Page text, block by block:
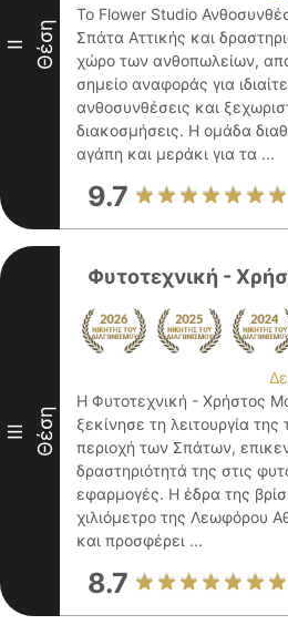
II Θέση
Το Flower Studio
Σπάτα Αττικής και
χώρο των ανθοπωλείων,
σημείο αναφοράς για
ανθοσυνθέσεις και
διακοσμήσεις. Η ομάδα
αγάπη και μεράκι για τα ...
9.7
III Θέση
Φυτοτεχνική -
Η Φυτοτεχνική - Χρήστος
ξεκίνησε τη λειτουργία
περιοχή των Σπάτων,
δραστηριότητά της στις
εφαρμογές. Η έδρα της
χιλιόμετρο της Λεωφόρου
και προσφέρει ...
8.7